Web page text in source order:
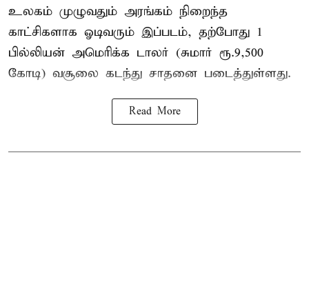
உலகம் முழுவதும் அரங்கம் நிறைந்த
காட்சிகளாக ஓடிவரும் இப்படம், தற்போது 1
பில்லியன் அமெரிக்க டாலர் (சுமார் ரூ.9,500
கோடி) வசூலை கடந்து சாதனை படைத்துள்ளது.
Read More